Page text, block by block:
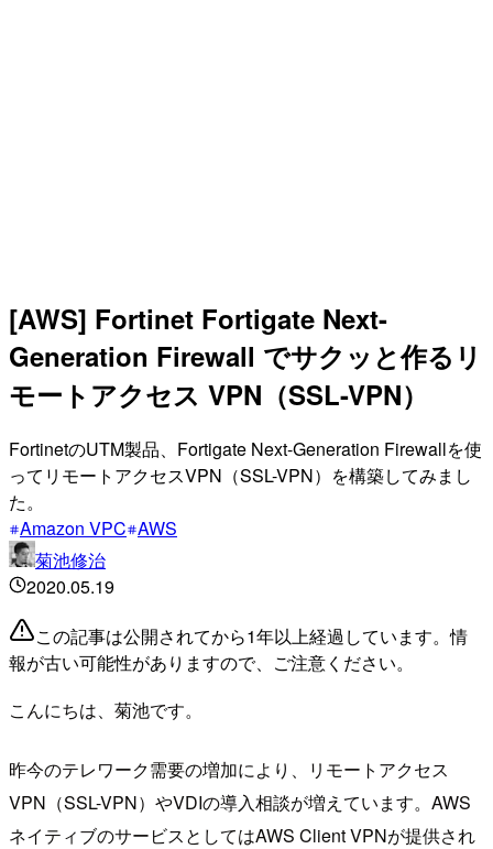
[AWS] Fortinet Fortigate Next-
Generation Firewall でサクッと作るリ
モートアクセス VPN（SSL-VPN）
FortinetのUTM製品、Fortigate Next-Generation Firewallを使
ってリモートアクセスVPN（SSL-VPN）を構築してみまし
た。
Amazon VPC AWS
菊池修治
2020.05.19
この記事は公開されてから1年以上経過しています。情
報が古い可能性がありますので、ご注意ください。
こんにちは、菊池です。
昨今のテレワーク需要の増加により、リモートアクセス
VPN（SSL-VPN）やVDIの導入相談が増えています。AWS
ネイティブのサービスとしてはAWS Client VPNが提供され